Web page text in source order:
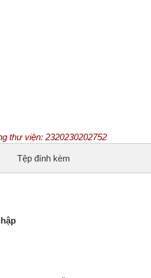
thư viện: 2320230202752